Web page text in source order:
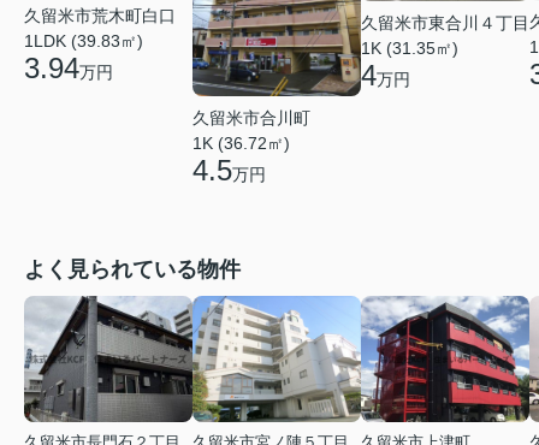
久留米市荒木町白口
1LDK (39.83㎡)
3.94万円
久留米市合川町
1K (36.72㎡)
4.5万円
久留米市東合川４丁目
1K (31.35㎡)
4万円
よく見られている物件